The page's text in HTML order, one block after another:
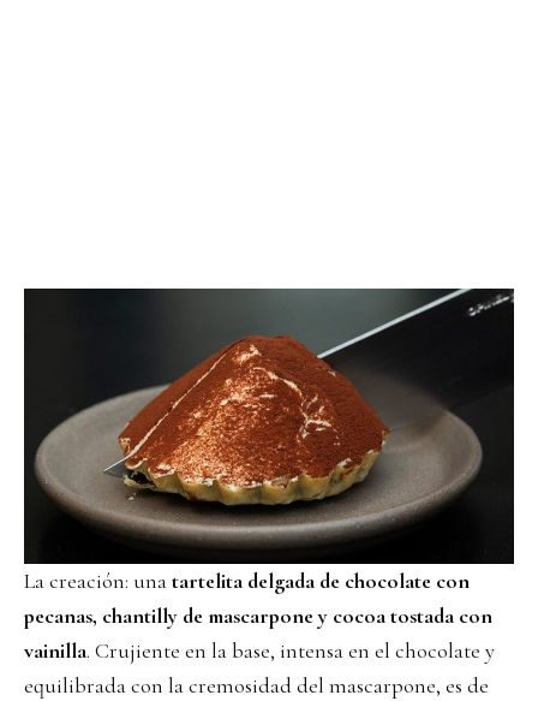
La creación: unatartelita delgada de chocolate con
pecanas, chantilly de mascarpone y cocoa tostada con
vainilla. Crujiente en la base, intensa en el chocolate y
equilibrada con la cremosidad del mascarpone, es de